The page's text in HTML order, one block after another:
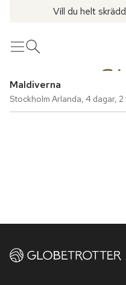
Vill du helt
MenyÖppna sök
Maldiverna
Stockholm Arlanda, 4 dagar, 2